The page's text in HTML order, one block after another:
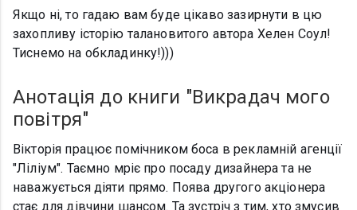
Якщо ні, то гадаю вам буде цікаво зазирнути в цю
захопливу історію талановитого автора Хелен Соул!
Тиснемо на обкладинку!)))
Анотація до книги "Викрадач мого
повітря"
Вікторія працює помічником боса в рекламній агенції
"Ліліум". Таємно мріє про посаду дизайнера та не
наважується діяти прямо. Поява другого акціонера
стає для дівчини шансом. Та зустріч з тим, хто змусив